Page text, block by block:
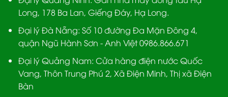
Long, 178 Ba Lan, Giếng Đáy, Hạ Long.
Đại lý Đà Nẵng: Số 10 đường Đa Mặn Đông 4,
quận Ngũ Hành Sơn - Anh Việt 0986.866.671
Đại lý Quảng Nam: Cửa hàng điện nước Quốc
Vang, Thôn Trung Phú 2, Xã Điện Minh, Thị xã Điện
Bàn